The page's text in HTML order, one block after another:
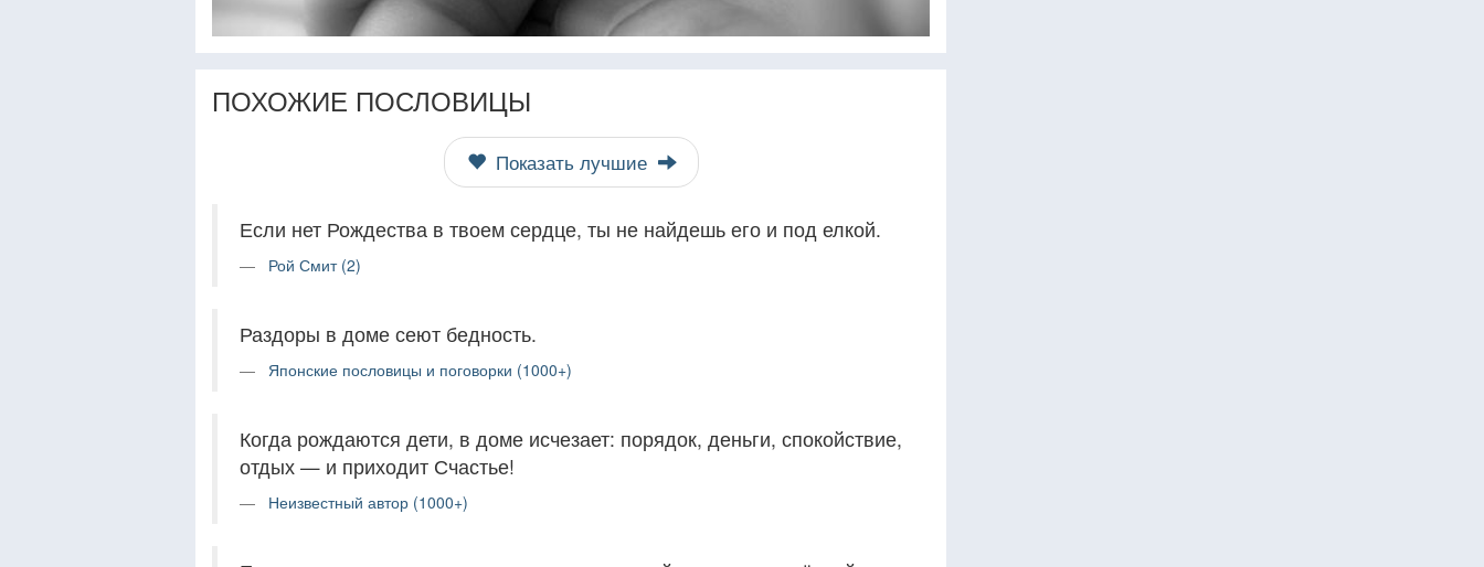
ПОХОЖИЕ ПОСЛОВИЦЫ
Показать лучшие
Если нет Рождества в твоем сердце, ты не найдешь его и под елкой.
Рой Смит (2)
Раздоры в доме сеют бедность.
Японские пословицы и поговорки (1000+)
Когда рождаются дети, в доме исчезает: порядок, деньги, спокойствие,
отдых — и приходит Счастье!
Неизвестный автор (1000+)